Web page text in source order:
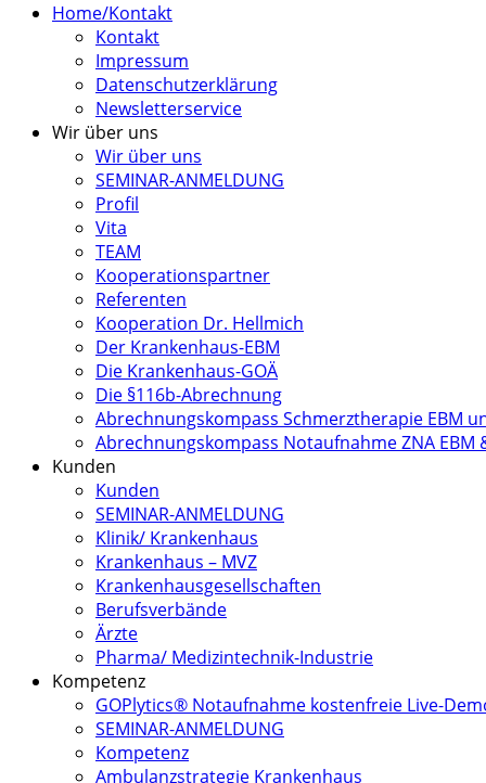
Home/Kontakt
Kontakt
Impressum
Datenschutzerklärung
Newsletterservice
Wir über uns
Wir über uns
SEMINAR-ANMELDUNG
Profil
Vita
TEAM
Kooperationspartner
Referenten
Kooperation Dr. Hellmich
Der Krankenhaus-EBM
Die Krankenhaus-GOÄ
Die §116b-Abrechnung
Abrechnungskompass Schmerztherapie EBM
Abrechnungskompass Notaufnahme ZNA EBM
Kunden
Kunden
SEMINAR-ANMELDUNG
Klinik/ Krankenhaus
Krankenhaus – MVZ
Krankenhausgesellschaften
Berufsverbände
Ärzte
Pharma/ Medizintechnik-Industrie
Kompetenz
GOPlytics® Notaufnahme kostenfreie Live-
SEMINAR-ANMELDUNG
Kompetenz
Ambulanzstrategie Krankenhaus